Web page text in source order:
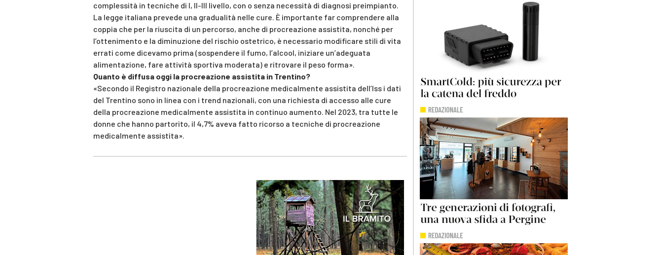
complessità in tecniche di I, II-III livello, con o senza necessità di diagnosi preimpianto.
La legge italiana prevede una gradualità nelle cure. È importante far comprendere alla
coppia che per la riuscita di un percorso, anche di procreazione assistita, nonché per
l’ottenimento e la diminuzione del rischio ostetrico, è necessario modificare stili di vita
errati come dicevamo prima (sospendere il fumo, l’alcool, iniziare un’adeguata
alimentazione, fare attività sportiva moderata) e ritrovare il peso forma».
Quanto è diffusa oggi la procreazione assistita in Trentino?
«Secondo il Registro nazionale della procreazione medicalmente assistita dell’Iss i dati
del Trentino sono in linea con i trend nazionali, con una richiesta di accesso alle cure
della procreazione medicalmente assistita in continuo aumento. Nel 2023, tra tutte le
donne che hanno partorito, il 4,7% aveva fatto ricorso a tecniche di procreazione
medicalmente assistita».